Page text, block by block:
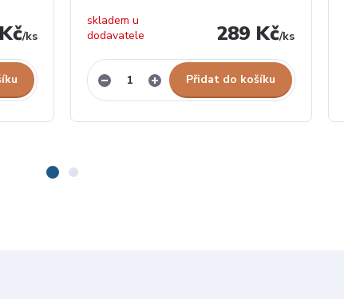
/ks 289 Kč/ks
skladem u
dodavatele
Přidat do košíku